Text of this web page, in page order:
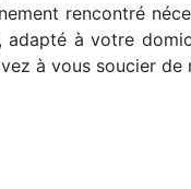
rencontré
à votre
à vous soucier de